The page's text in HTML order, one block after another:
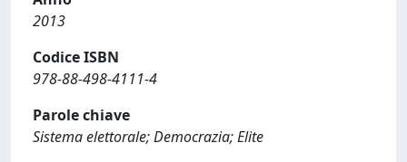
2013
Codice ISBN
978-88-498-4111-4
Parole chiave
Sistema elettorale; Democrazia; Elite